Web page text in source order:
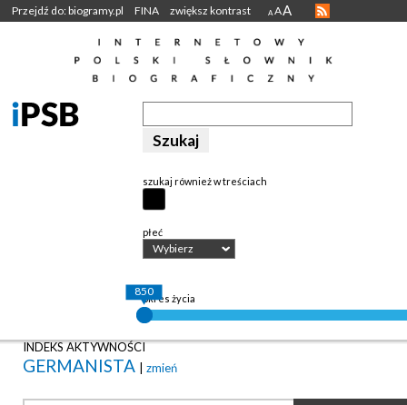
Przejdź do: biogramy.pl FINA zwiększ kontrast A AA
szukaj również w treściach
płeć
Wybierz
okres życia
850
INDEKS AKTYWNOŚCI
GERMANISTA | zmień